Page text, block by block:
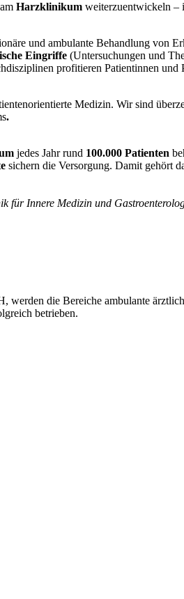
am Harzklinikum weiterzuentwickeln –
und ambulante Behandlung von
Eingriffe (Untersuchungen und
profitieren Patientinnen und
Medizin. Wir sind
.
jedes Jahr rund 100.000 Patienten
sichern die Versorgung. Damit gehört
für Innere Medizin und
die Bereiche ambulante
betrieben.